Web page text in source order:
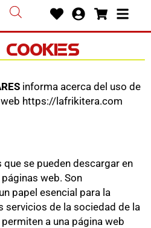
HeartUser-
circlecart
Bars
informa acerca del uso de
web https://lafrikitera.com
se pueden descargar en
web. Son
papel esencial para la
servicios de la sociedad de la
a una página web